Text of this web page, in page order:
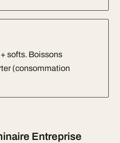
softs. Boissons
(consommation
Entreprise